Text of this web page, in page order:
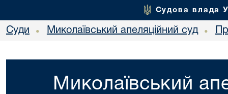
Судова влада
Суди • Миколаївський апеляційний суд •
Миколаївський